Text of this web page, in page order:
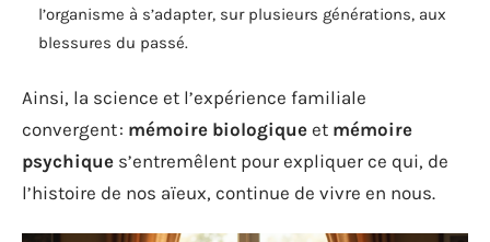
l’organisme à s’adapter, sur plusieurs générations, aux
blessures du passé.
Ainsi, la science et l’expérience familiale
convergent : mémoire biologique et mémoire
psychique s’entremêlent pour expliquer ce qui, de
l’histoire de nos aïeux, continue de vivre en nous.